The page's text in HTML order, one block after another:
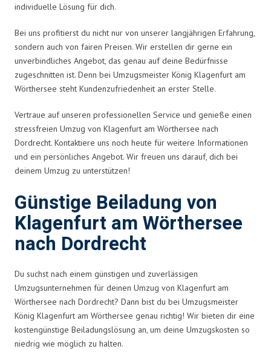
individuelle Lösung für dich.
Bei uns profitierst du nicht nur von unserer langjährigen Erfahrung,
sondern auch von fairen Preisen. Wir erstellen dir gerne ein
unverbindliches Angebot, das genau auf deine Bedürfnisse
zugeschnitten ist. Denn bei Umzugsmeister König Klagenfurt am
Wörthersee steht Kundenzufriedenheit an erster Stelle.
Vertraue auf unseren professionellen Service und genieße einen
stressfreien Umzug von Klagenfurt am Wörthersee nach
Dordrecht. Kontaktiere uns noch heute für weitere Informationen
und ein persönliches Angebot. Wir freuen uns darauf, dich bei
deinem Umzug zu unterstützen!
Günstige Beiladung von
Klagenfurt am Wörthersee
nach Dordrecht
Du suchst nach einem günstigen und zuverlässigen
Umzugsunternehmen für deinen Umzug von Klagenfurt am
Wörthersee nach Dordrecht? Dann bist du bei Umzugsmeister
König Klagenfurt am Wörthersee genau richtig! Wir bieten dir eine
kostengünstige Beiladungslösung an, um deine Umzugskosten so
niedrig wie möglich zu halten.